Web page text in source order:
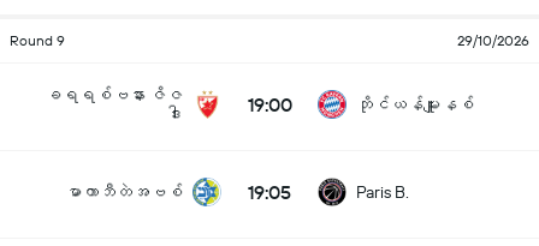
Round 9 29/10/2026
ခရရစ်ဗနား ဇိဇ
ဒါး
19:00 ဘိုင်ယန်မျူးနစ်
မာကာဘီတဲအဗစ် 19:05 Paris B.